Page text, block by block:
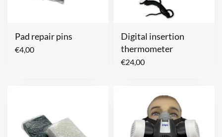
Pad repair pins
€4,00
Digital insertion
thermometer
€24,00